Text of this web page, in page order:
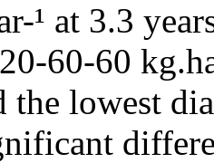
¹ at 3.3
60-60
the lowest